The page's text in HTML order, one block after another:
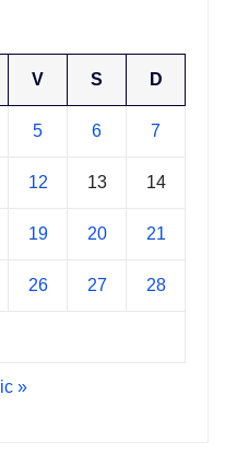
V S D
5 6 7
12 13 14
19 20 21
26 27 28
»